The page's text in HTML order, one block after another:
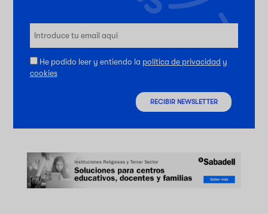
He podido leer y entiendo la política de privacidad y
cookies
RECIBIR NEWSLETTER